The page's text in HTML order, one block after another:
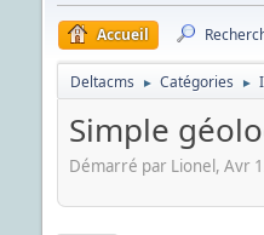
Accueil
Deltacms ► Catégories ►
Simple
Démarré par Lionel, Avr